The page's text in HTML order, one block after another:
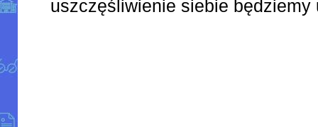
uszczęśliwienie siebie